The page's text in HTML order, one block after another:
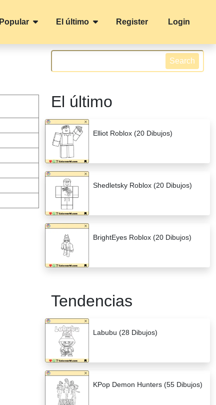
Popular El último Register Login
Search
El último
Elliot Roblox (20 Dibujos)
Shedletsky Roblox (20 Dibujos)
BrightEyes Roblox (20 Dibujos)
Tendencias
Labubu (28 Dibujos)
KPop Demon Hunters (55 Dibujos)